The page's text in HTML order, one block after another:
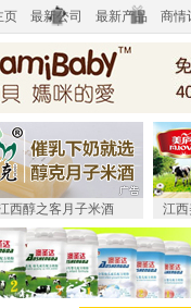
页 最新公司 最新产品 商情
西醇之客月子米酒 江西